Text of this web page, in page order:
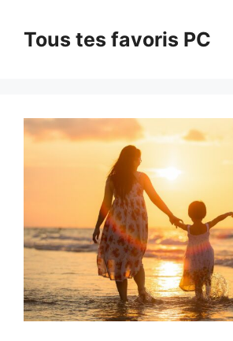
contenuTous tes favoris PC